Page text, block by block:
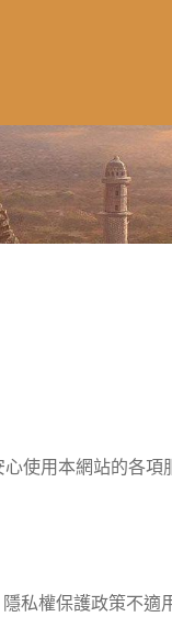
使用本網站的各項
私權保護政策不適